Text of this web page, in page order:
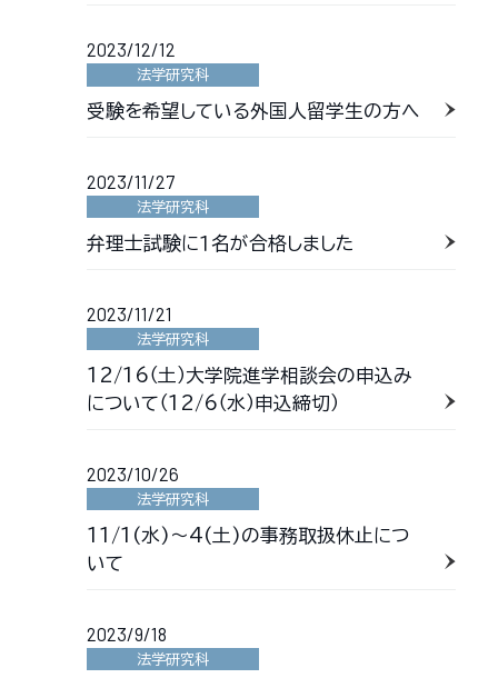
2023/12/12
法学研究科
受験を希望している外国人留学生の方へ
2023/11/27
法学研究科
弁理士試験に１名が合格しました
2023/11/21
法学研究科
12/16（土）大学院進学相談会の申込み
について（12/6（水）申込締切）
2023/10/26
法学研究科
11/1(水)～4(土)の事務取扱休止につ
いて
2023/9/18
法学研究科